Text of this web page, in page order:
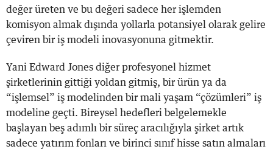
değer üreten ve bu değeri sadece her işlemden
komisyon almak dışında yollarla potansiyel olarak gelire
çeviren bir iş modeli inovasyonuna gitmektir.
Yani Edward Jones diğer profesyonel hizmet
şirketlerinin gittiği yoldan gitmiş, bir ürün ya da
“işlemsel” iş modelinden bir mali yaşam “çözümleri” iş
modeline geçti. Bireysel hedefleri belgelemekle
başlayan beş adımlı bir süreç aracılığıyla şirket artık
sadece yatırım fonları ve birinci sınıf hisse satın almaları